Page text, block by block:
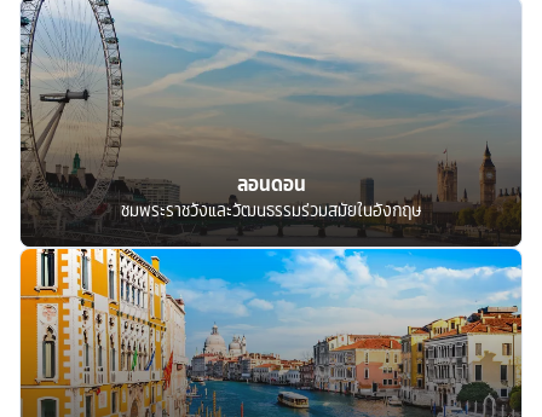
ลอนดอน
ชมพระราชวังและวัฒนธรรมร่วมสมัยในอังกฤษ